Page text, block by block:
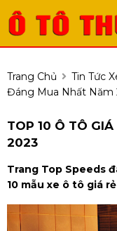
Trang Chủ Tin Tức
Đáng Mua Nhất Năm
TOP 10 Ô TÔ
2023
Trang Top Speeds
10 mẫu xe ô tô giá